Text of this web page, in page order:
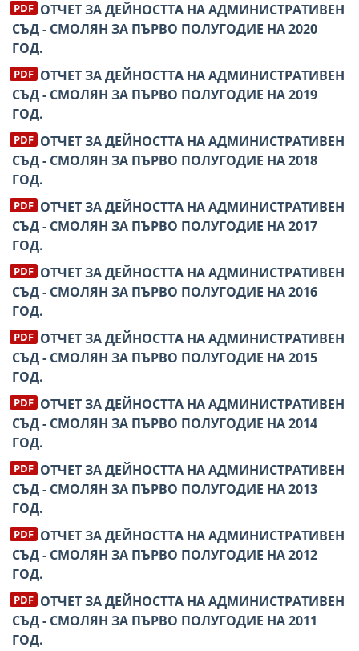
ОТЧЕТ ЗА ДЕЙНОСТТА НА АДМИНИСТРАТИВЕН
СЪД - СМОЛЯН ЗА ПЪРВО ПОЛУГОДИЕ НА 2020
ГОД.
ОТЧЕТ ЗА ДЕЙНОСТТА НА АДМИНИСТРАТИВЕН
СЪД - СМОЛЯН ЗА ПЪРВО ПОЛУГОДИЕ НА 2019
ГОД.
ОТЧЕТ ЗА ДЕЙНОСТТА НА АДМИНИСТРАТИВЕН
СЪД - СМОЛЯН ЗА ПЪРВО ПОЛУГОДИЕ НА 2018
ГОД.
ОТЧЕТ ЗА ДЕЙНОСТТА НА АДМИНИСТРАТИВЕН
СЪД - СМОЛЯН ЗА ПЪРВО ПОЛУГОДИЕ НА 2017
ГОД.
ОТЧЕТ ЗА ДЕЙНОСТТА НА АДМИНИСТРАТИВЕН
СЪД - СМОЛЯН ЗА ПЪРВО ПОЛУГОДИЕ НА 2016
ГОД.
ОТЧЕТ ЗА ДЕЙНОСТТА НА АДМИНИСТРАТИВЕН
СЪД - СМОЛЯН ЗА ПЪРВО ПОЛУГОДИЕ НА 2015
ГОД.
ОТЧЕТ ЗА ДЕЙНОСТТА НА АДМИНИСТРАТИВЕН
СЪД - СМОЛЯН ЗА ПЪРВО ПОЛУГОДИЕ НА 2014
ГОД.
ОТЧЕТ ЗА ДЕЙНОСТТА НА АДМИНИСТРАТИВЕН
СЪД - СМОЛЯН ЗА ПЪРВО ПОЛУГОДИЕ НА 2013
ГОД.
ОТЧЕТ ЗА ДЕЙНОСТТА НА АДМИНИСТРАТИВЕН
СЪД - СМОЛЯН ЗА ПЪРВО ПОЛУГОДИЕ НА 2012
ГОД.
ОТЧЕТ ЗА ДЕЙНОСТТА НА АДМИНИСТРАТИВЕН
СЪД - СМОЛЯН ЗА ПЪРВО ПОЛУГОДИЕ НА 2011
ГОД.